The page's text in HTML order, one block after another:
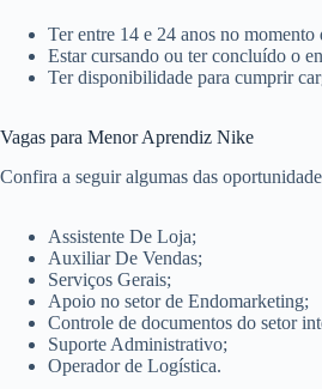
Ter entre 14 e 24 anos no momento
Estar cursando ou ter concluído o
Ter disponibilidade para cumprir
Vagas para Menor Aprendiz Nike
Confira a seguir algumas das
Assistente De Loja;
Auxiliar De Vendas;
Serviços Gerais;
Apoio no setor de Endomarketing;
Controle de documentos do setor
Suporte Administrativo;
Operador de Logística.